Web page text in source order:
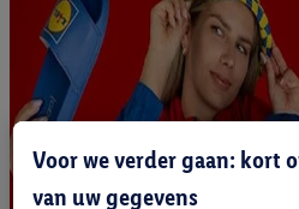
Voor we verder gaan: kort
van uw gegevens